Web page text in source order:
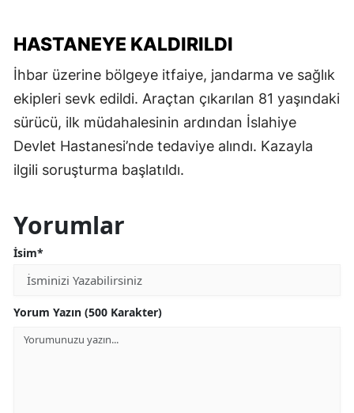
HASTANEYE KALDIRILDI
İhbar üzerine bölgeye itfaiye, jandarma ve sağlık
ekipleri sevk edildi. Araçtan çıkarılan 81 yaşındaki
sürücü, ilk müdahalesinin ardından İslahiye
Devlet Hastanesi’nde tedaviye alındı. Kazayla
ilgili soruşturma başlatıldı.
Yorumlar
İsim*
Yorum Yazın (500 Karakter)